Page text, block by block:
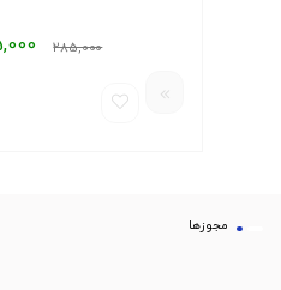
285,000
مجوزها